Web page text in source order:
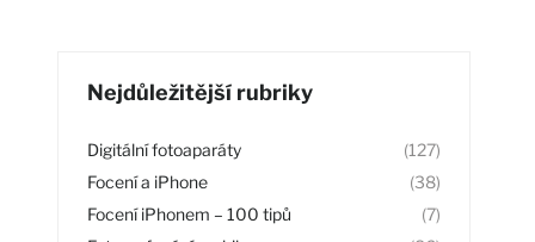
Nejdůležitější rubriky
Digitální fotoaparáty
(127)
Focení a iPhone
(38)
Focení iPhonem – 100 tipů
(7)